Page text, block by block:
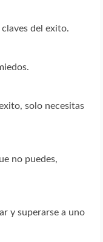
del exito.
solo necesitas
no puedes,
y superarse a uno